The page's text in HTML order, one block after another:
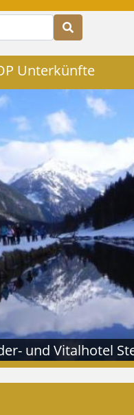
Unterkünfte
und Vitalhotel